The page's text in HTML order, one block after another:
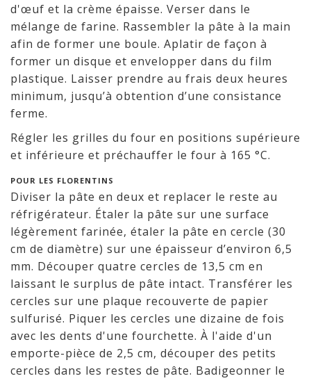
d'œuf et la crème épaisse. Verser dans le
mélange de farine. Rassembler la pâte à la main
afin de former une boule. Aplatir de façon à
former un disque et envelopper dans du film
plastique. Laisser prendre au frais deux heures
minimum, jusqu’à obtention d’une consistance
ferme.
Régler les grilles du four en positions supérieure
et inférieure et préchauffer le four à 165 °C.
POUR LES FLORENTINS
Diviser la pâte en deux et replacer le reste au
réfrigérateur. Étaler la pâte sur une surface
légèrement farinée, étaler la pâte en cercle (30
cm de diamètre) sur une épaisseur d’environ 6,5
mm. Découper quatre cercles de 13,5 cm en
laissant le surplus de pâte intact. Transférer les
cercles sur une plaque recouverte de papier
sulfurisé. Piquer les cercles une dizaine de fois
avec les dents d'une fourchette. À l'aide d'un
emporte-pièce de 2,5 cm, découper des petits
cercles dans les restes de pâte. Badigeonner le